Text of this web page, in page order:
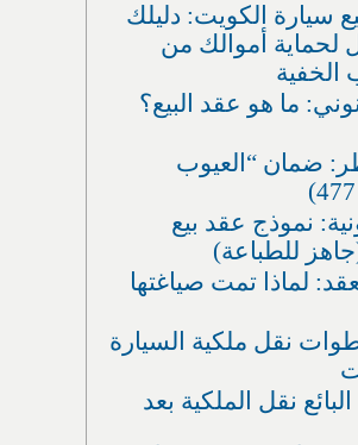
سيارة الكويت: دليلك
لحماية أموالك من
الخفية
ما هو عقد البيع؟
ضمان “العيوب
نموذج عقد بيع
للطباعة)
لماذا تمت صياغتها
نقل ملكية السيارة
نقل الملكية بعد